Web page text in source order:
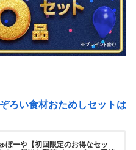
ろい食材おためしセットは
ぼーや【初回限定のお得なセッ